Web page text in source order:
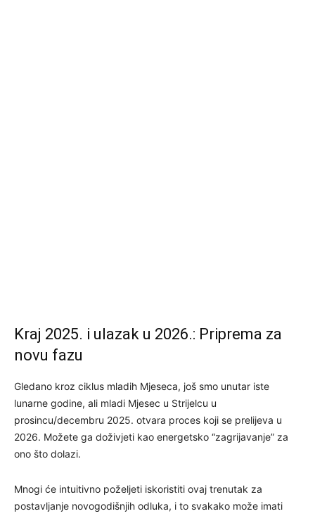
Kraj 2025. i ulazak u 2026.: Priprema za
novu fazu
Gledano kroz ciklus mladih Mjeseca, još smo unutar iste
lunarne godine, ali mladi Mjesec u Strijelcu u
prosincu/decembru 2025. otvara proces koji se prelijeva u
2026. Možete ga doživjeti kao energetsko “zagrijavanje” za
ono što dolazi.
Mnogi će intuitivno poželjeti iskoristiti ovaj trenutak za
postavljanje novogodišnjih odluka, i to svakako može imati